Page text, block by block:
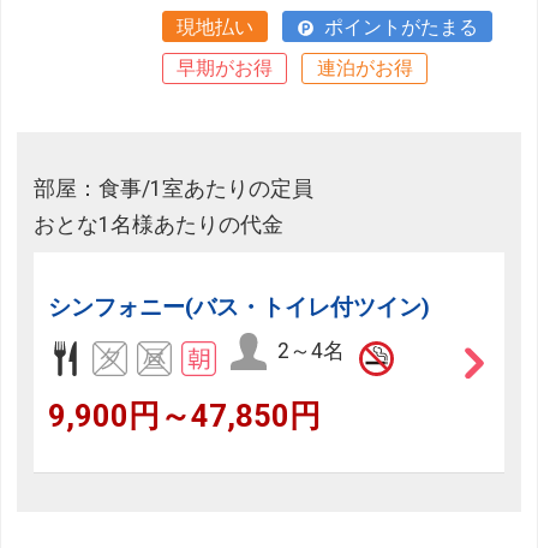
現地払い
ポイントがたまる
早期がお得
連泊がお得
部屋：食事/1室あたりの定員
おとな1名様あたりの代金
シンフォニー(バス・トイレ付ツイン)
2～4名
9,900円～47,850円